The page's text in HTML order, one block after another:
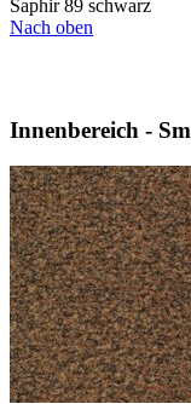
Saphir 89 schwarz
Nach oben
Innenbereich -